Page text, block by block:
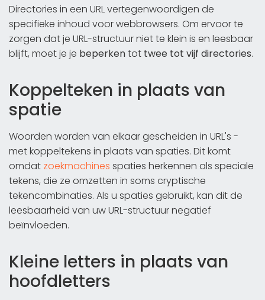
Directories in een URL vertegenwoordigen de
specifieke inhoud voor webbrowsers. Om ervoor te
zorgen dat je URL-structuur niet te klein is en leesbaar
blijft, moet je je beperkentot twee tot vijf directories.
Koppelteken in plaats van
spatie
Woorden worden van elkaar gescheiden in URL's -
met koppeltekens in plaats van spaties. Dit komt
omdat zoekmachines spaties herkennen als speciale
tekens, die ze omzetten in soms cryptische
tekencombinaties. Als u spaties gebruikt, kan dit de
leesbaarheid van uw URL-structuur negatief
beïnvloeden.
Kleine letters in plaats van
hoofdletters